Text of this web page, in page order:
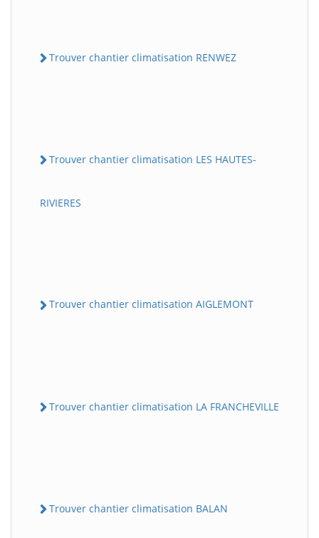
Trouver chantier climatisation RENWEZ
Trouver chantier climatisation LES HAUTES-
RIVIERES
Trouver chantier climatisation AIGLEMONT
Trouver chantier climatisation LA FRANCHEVILLE
Trouver chantier climatisation BALAN